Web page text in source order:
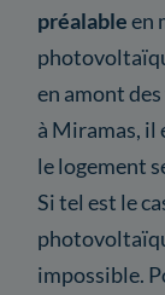
préalableen
en amont
à Miramas, il
le logement
Si tel est le
impossible.